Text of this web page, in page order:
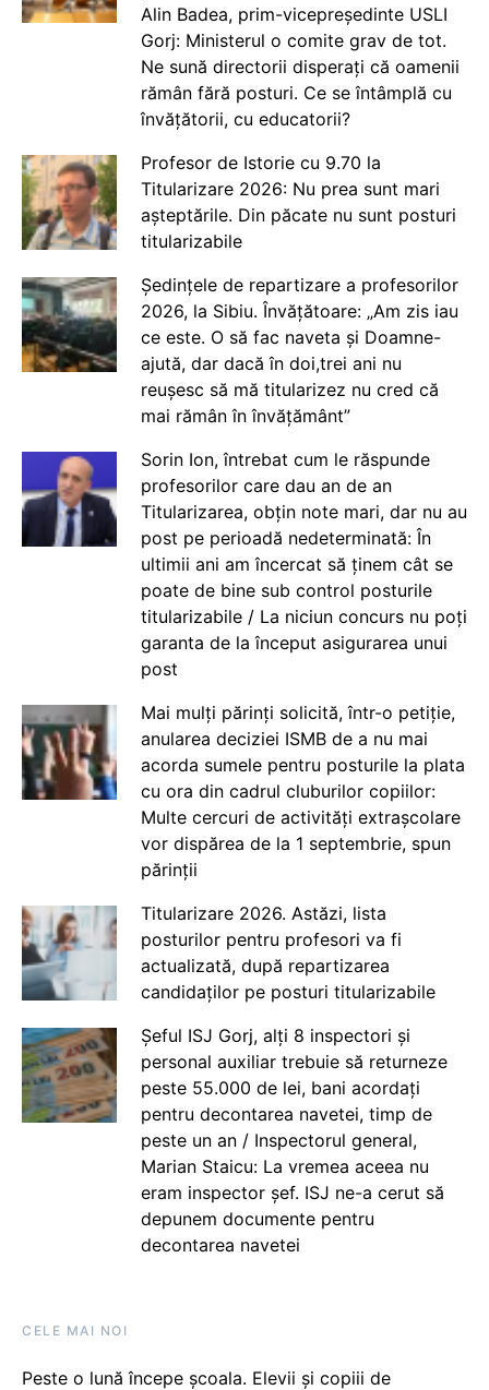
Alin Badea, prim-vicepreședinte USLI
Gorj: Ministerul o comite grav de tot.
Ne sună directorii disperați că oamenii
rămân fără posturi. Ce se întâmplă cu
învățătorii, cu educatorii?
Profesor de Istorie cu 9.70 la
Titularizare 2026: Nu prea sunt mari
așteptările. Din păcate nu sunt posturi
titularizabile
Ședințele de repartizare a profesorilor
2026, la Sibiu. Învățătoare: „Am zis iau
ce este. O să fac naveta și Doamne-
ajută, dar dacă în doi,trei ani nu
reușesc să mă titularizez nu cred că
mai rămân în învățământ”
Sorin Ion, întrebat cum le răspunde
profesorilor care dau an de an
Titularizarea, obțin note mari, dar nu au
post pe perioadă nedeterminată: În
ultimii ani am încercat să ținem cât se
poate de bine sub control posturile
titularizabile / La niciun concurs nu poți
garanta de la început asigurarea unui
post
Mai mulți părinți solicită, într-o petiție,
anularea deciziei ISMB de a nu mai
acorda sumele pentru posturile la plata
cu ora din cadrul cluburilor copiilor:
Multe cercuri de activități extrașcolare
vor dispărea de la 1 septembrie, spun
părinții
Titularizare 2026. Astăzi, lista
posturilor pentru profesori va fi
actualizată, după repartizarea
candidaților pe posturi titularizabile
Șeful ISJ Gorj, alți 8 inspectori și
personal auxiliar trebuie să returneze
peste 55.000 de lei, bani acordați
pentru decontarea navetei, timp de
peste un an / Inspectorul general,
Marian Staicu: La vremea aceea nu
eram inspector șef. ISJ ne-a cerut să
depunem documente pentru
decontarea navetei
CELE MAI NOI
Peste o lună începe școala. Elevii și copiii de